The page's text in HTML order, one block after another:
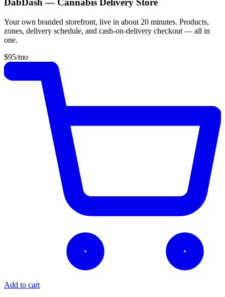
DabDash — Cannabis Delivery Store
Your own branded storefront, live in about 20 minutes. Products,
zones, delivery schedule, and cash-on-delivery checkout — all in
one.
$95/mo
Add to cart